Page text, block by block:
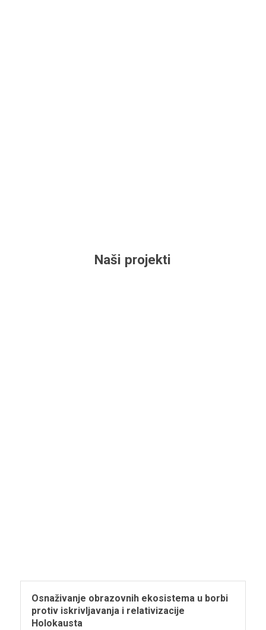
Naši projekti
Osnaživanje obrazovnih ekosistema u borbi
protiv iskrivljavanja i relativizacije
Holokausta